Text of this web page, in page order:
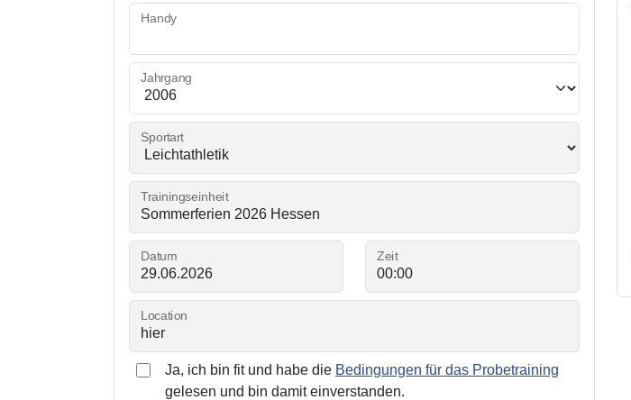
Handy
Jahrgang
Sportart
Trainingseinheit
Datum Zeit
Location
Ja, ich bin fit und habe die Bedingungen für das Probetraining
gelesen und bin damit einverstanden.